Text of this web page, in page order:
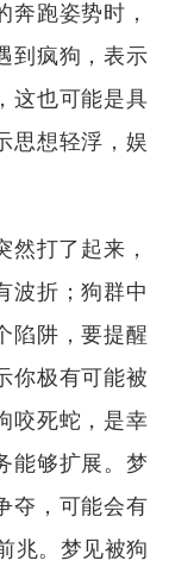
奔跑姿势时，
到疯狗，表示
这也可能是具
思想轻浮，娱
打了起来，
波折；狗群中
陷阱，要提醒
你极有可能被
咬死蛇，是幸
能够扩展。梦
夺，可能会有
兆。梦见被狗